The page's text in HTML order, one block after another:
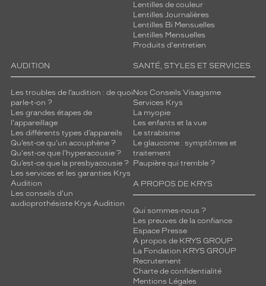
Lentilles de couleur
Lentilles Journalières
Lentilles Bi Mensuelles
Lentilles Mensuelles
Produits d'entretien
AUDITION
Les troubles de l’audition : de quoi
parle-t-on ?
Les grandes étapes de
l'appareillage
Les différents types d’appareils
Qu’est-ce qu'un acouphène ?
Qu'est-ce que l'hyperacousie ?
Qu’est-ce que la presbyacousie ?
Les services et les garanties Krys
Audition
Les conseils d'un
audioprothésiste Krys Audition
SANTÉ, STYLES ET SERVICES
Nos Conseils Visagisme
Services Krys
La myopie
Les enfants et la vue
Le strabisme
Le glaucome : symptômes et
traitement
Paupière qui tremble ?
A PROPOS DE KRYS
Qui sommes-nous ?
Les preuves de la confiance
Espace Presse
A propos de KRYS GROUP
La Fondation KRYS GROUP
Recrutement
Charte de confidentialité
Mentions Légales